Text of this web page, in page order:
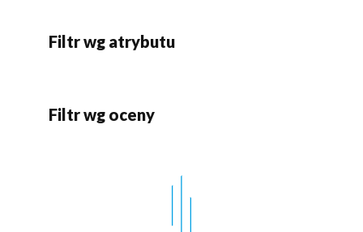
Filtr wg atrybutu
Filtr wg oceny